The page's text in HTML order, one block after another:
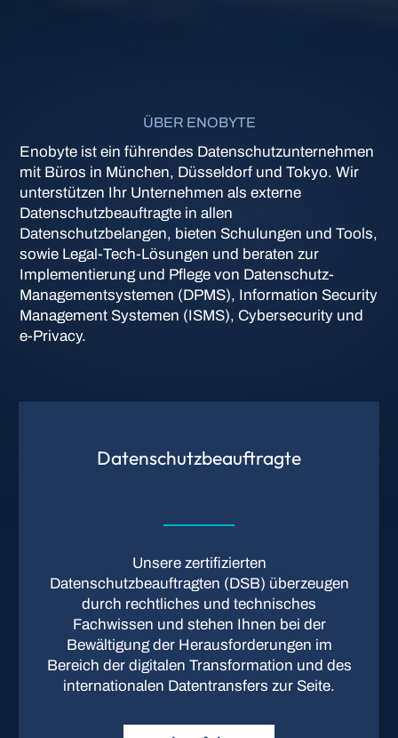
ÜBER ENOBYTE
Enobyte ist ein führendes Datenschutzunternehmen
mit Büros in München, Düsseldorf und Tokyo. Wir
unterstützen Ihr Unternehmen als externe
Datenschutzbeauftragte in allen
Datenschutzbelangen, bieten Schulungen und Tools,
sowie Legal-Tech-Lösungen und beraten zur
Implementierung und Pflege von Datenschutz-
Managementsystemen (DPMS), Information Security
Management Systemen (ISMS), Cybersecurity und
e-Privacy.
Datenschutz­beauftragte
Unsere zertifizierten
Datenschutzbeauftragten (DSB) überzeugen
durch rechtliches und technisches
Fachwissen und stehen Ihnen bei der
Bewältigung der Herausforderungen im
Bereich der digitalen Transformation und des
internationalen Datentransfers zur Seite.